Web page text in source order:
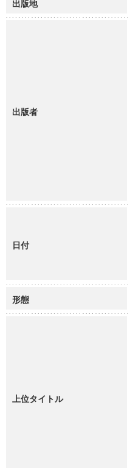
出版地
出版者
日付
形態
上位タイトル